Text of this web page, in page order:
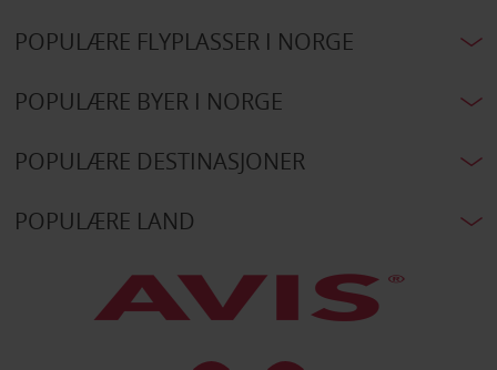
POPULÆRE FLYPLASSER I NORGE
POPULÆRE BYER I NORGE
POPULÆRE DESTINASJONER
POPULÆRE LAND